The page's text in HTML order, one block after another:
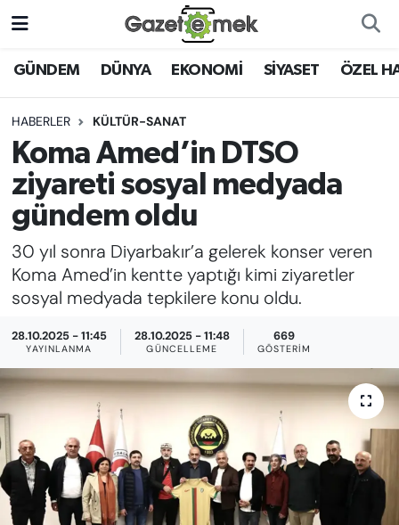
GÜNDEM DÜNYA EKONOMİ SİYASET ÖZEL
HABERLER KÜLTÜR-SANAT
Koma Amed’in DTSO
ziyareti sosyal medyada
gündem oldu
30 yıl sonra Diyarbakır’a gelerek konser veren
Koma Amed’in kentte yaptığı kimi ziyaretler
sosyal medyada tepkilere konu oldu.
28.10.2025 - 11:45
YAYINLANMA
28.10.2025 - 11:48
GÜNCELLEME
669
GÖSTERIM
DÜNYA
EKONOMİ
EMEK HABERLERİ
YENİ MEDYADA EMEK
GAZETECİLİĞİNİ GELİŞTİRMEK
FAYDALI BİLGİLER
KADIN
SAĞLIK
SPOR
Nöbetçi Eczaneler
Hava Durumu
İstanbul Namaz Vakitleri
Trafik Durumu
Süper Lig Puan Durumu ve Fikstür
Tüm Manşetler
Son Dakika Haberleri
Haber Arşivi